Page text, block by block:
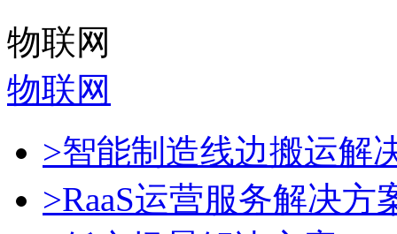
物联网
物联网
>智能制造线边搬运解
>RaaS运营服务解决方